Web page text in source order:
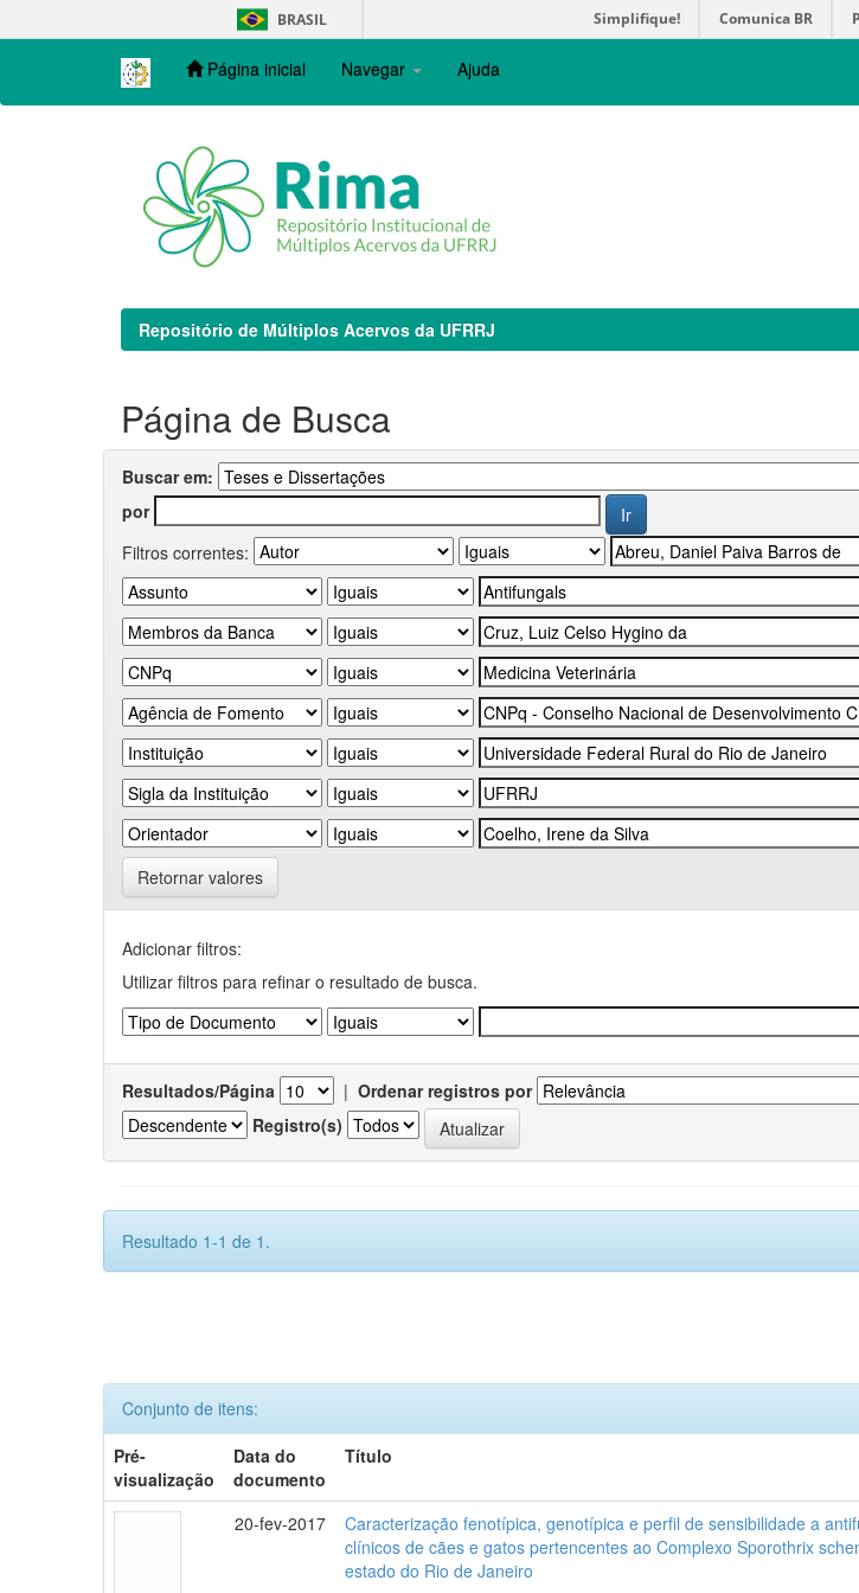
navigation
BRASIL Simplifique! Comunica BR
Página inicial Navegar Ajuda
Repositório de Múltiplos Acervos da UFRRJ
Página de Busca
Buscar em:
por
Filtros correntes:
Retornar valores
Adicionar filtros:
Utilizar filtros para refinar o resultado de busca.
Resultados/Página | Ordenar registros por
Registro(s)
Resultado 1-1 de 1.
Conjunto de itens:
Pré-
visualização
Data do
documento
Título
20-fev-2017
Caracterização fenotípica, genotípica e perfil de sensibilidade a
clínicos de cães e gatos pertencentes ao Complexo Sporothrix
estado do Rio de Janeiro